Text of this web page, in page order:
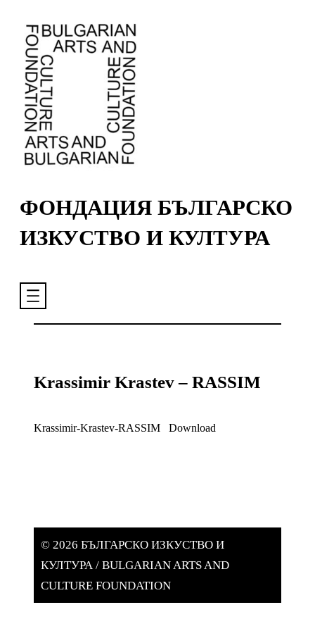
съдържанието
ФОНДАЦИЯ БЪЛГАРСКО
ИЗКУСТВО И КУЛТУРА
Krassimir Krastev – RASSIM
Krassimir-Krastev-RASSIM Download
© 2026 БЪЛГАРСКО ИЗКУСТВО И
КУЛТУРА / BULGARIAN ARTS AND
CULTURE FOUNDATION